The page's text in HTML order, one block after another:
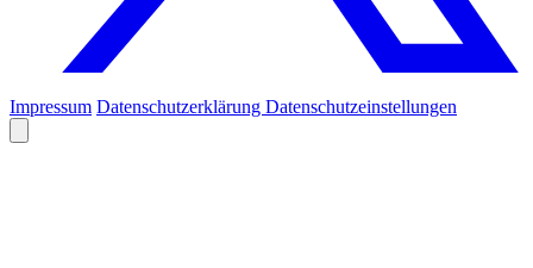
Impressum Datenschutzerklärung Datenschutzeinstellungen